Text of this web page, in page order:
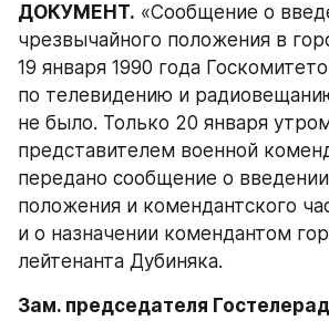
ДОКУМЕНТ. «Сообщение о
чрезвычайного положения в
19 января 1990 года
по телевидению и
не было. Только 20 января
представителем военной
передано сообщение о
положения и комендантского
и о назначении комендантом
лейтенанта Дубиняка.
Зам. председателя